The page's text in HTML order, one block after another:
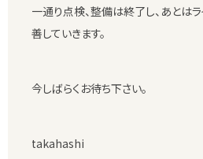
一通り点検、整備は終了し、あとは
善していきます。
今しばらくお待ち下さい。
takahashi